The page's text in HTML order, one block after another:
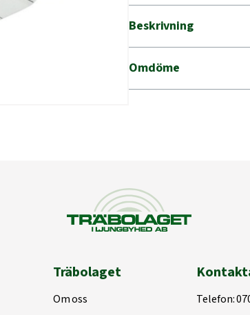
mängd
Beskrivning
Omdöme
Träbolaget
Om oss
Telefon: